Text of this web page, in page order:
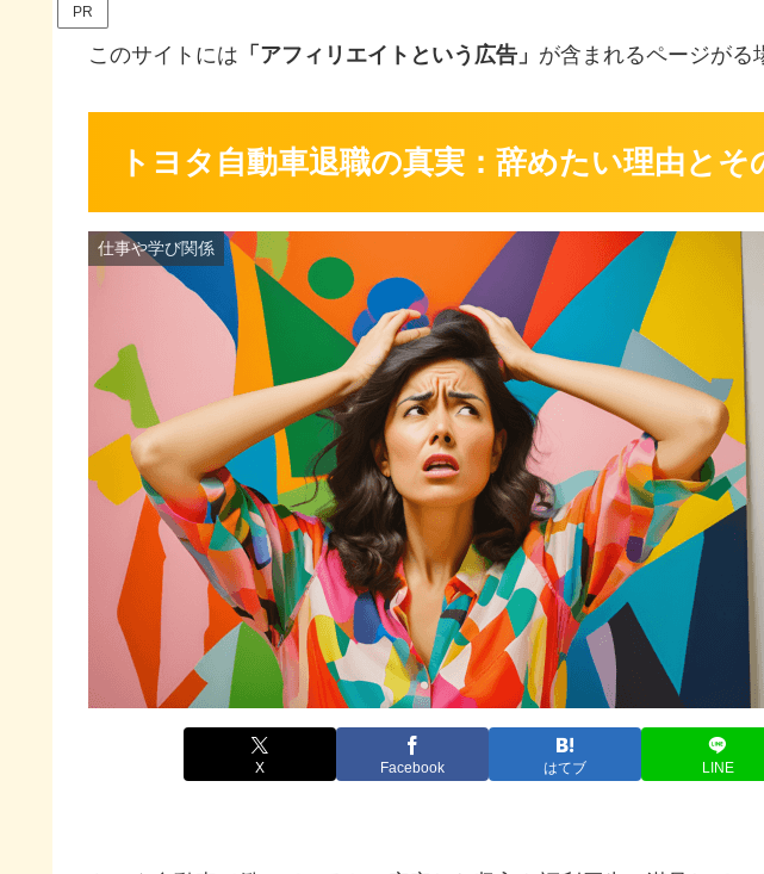
PR
このサイトには 「アフィリエイトという広告」 が含まれるページがる
トヨタ自動車退職の真実：辞めたい理由と
仕事や学び関係
X Facebook はてブ LINE